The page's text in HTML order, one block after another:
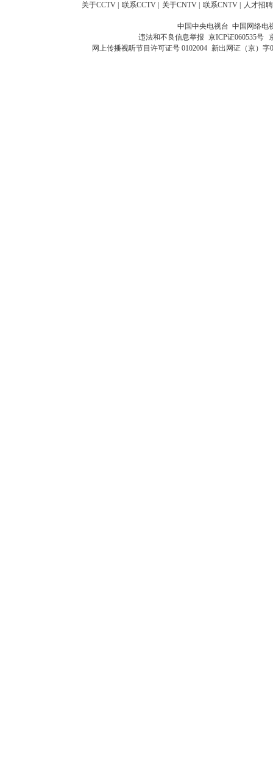
关于CCTV 联系CCTV 关于CNTV 联系CNTV 人才招聘
中国中央电视台 中国网络电
违法和不良信息举报 京ICP证060535号
网上传播视听节目许可证号 0102004 新出网证（京）